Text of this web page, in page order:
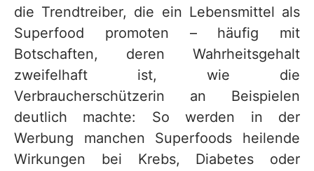
die Trendtreiber, die ein Lebensmittel als
Superfood promoten – häufig mit
Botschaften, deren Wahrheitsgehalt
zweifelhaft ist, wie die
Verbraucherschützerin an Beispielen
deutlich machte: So werden in der
Werbung manchen Superfoods heilende
Wirkungen bei Krebs, Diabetes oder